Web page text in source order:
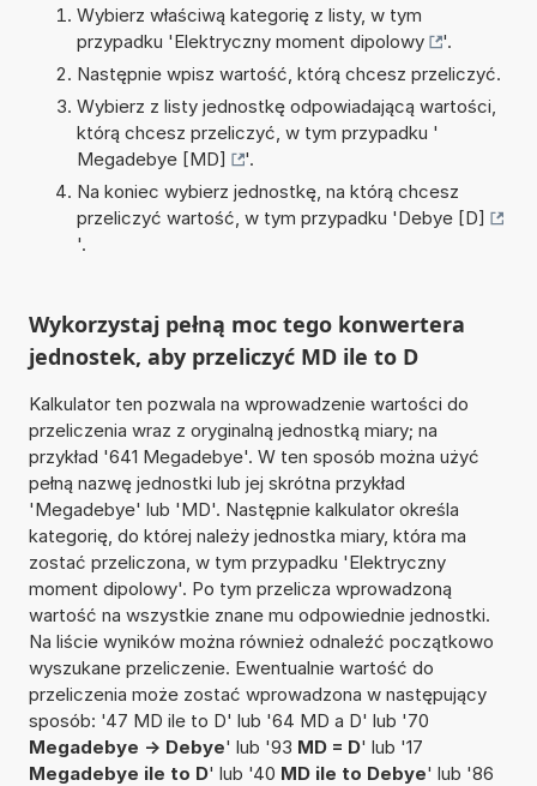
Wybierz właściwą kategorię z listy, w tym
przypadku 'Elektryczny moment dipolowy
'.
Następnie wpisz wartość, którą chcesz przeliczyć.
Wybierz z listy jednostkę odpowiadającą wartości,
którą chcesz przeliczyć, w tym przypadku '
Megadebye [MD]
'.
Na koniec wybierz jednostkę, na którą chcesz
przeliczyć wartość, w tym przypadku 'Debye [D]
'.
Wykorzystaj pełną moc tego konwertera
jednostek, aby przeliczyć MD ile to D
Kalkulator ten pozwala na wprowadzenie wartości do
przeliczenia wraz z oryginalną jednostką miary; na
przykład '641 Megadebye'. W ten sposób można użyć
pełną nazwę jednostki lub jej skrótna przykład
'Megadebye' lub 'MD'. Następnie kalkulator określa
kategorię, do której należy jednostka miary, która ma
zostać przeliczona, w tym przypadku 'Elektryczny
moment dipolowy'. Po tym przelicza wprowadzoną
wartość na wszystkie znane mu odpowiednie jednostki.
Na liście wyników można również odnaleźć początkowo
wyszukane przeliczenie. Ewentualnie wartość do
przeliczenia może zostać wprowadzona w następujący
sposób: '47 MD ile to D' lub '64 MD a D' lub '70
Megadebye -> Debye' lub '93 MD = D' lub '17
Megadebye ile to D' lub '40 MD ile to Debye' lub '86